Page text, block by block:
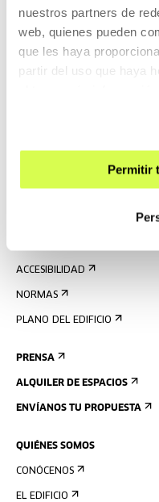
nuestros partners de
web, quienes pueden
que les haya
partir del uso que haya
Permitir
CONTACTO Y HORARIOS
ACCESIBILIDAD
NORMAS
PLANO DEL EDIFICIO
PRENSA
ALQUILER DE ESPACIOS
ENVÍANOS TU PROPUESTA
QUIÉNES SOMOS
CONÓCENOS
EL EDIFICIO